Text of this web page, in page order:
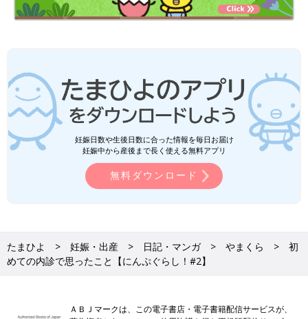
妊娠日数や生後日数に合った情報を毎日お届け
妊娠中から産後まで長く使える無料アプリ
無料ダウンロード
たまひよ 妊娠・出産 日記・マンガ やまくら
初
めての内診で思ったこと【にんぷぐらし！#2】
ＡＢＪマークは、この電子書店・電子書籍配信サービスが、